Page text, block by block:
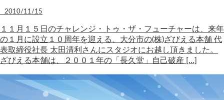
2010/11/15
１１月１５日のチャレンジ・トゥ・ザ・フューチャーは、来年
の１月に設立１０周年を迎える、大分市の(株)ざびえる本舗 代
表取締役社長 太田清利さんにスタジオにお越し頂きました。
ざびえる本舗は、２００１年の「長久堂」自己破産 […]